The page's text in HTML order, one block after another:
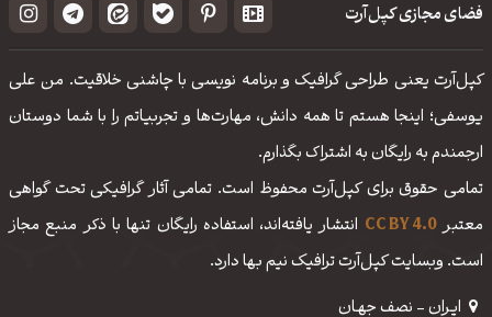
فضای مجازی کپل‌آرت
کپل‌آرت یعنی طراحی گرافیک و برنامه نویسی با چاشنی خلاقیت. من علی
یوسفی؛ اینجا هستم تا همه دانش، مهارت‌‌ها و تجربیاتم را با شما دوستان
ارجمندم به رایگان به اشتراک بگذارم.
تمامی حقوق برای کپل‌آرت محفوظ است. تمامی آثار گرافیکی تحت گواهی
معتبرCC BY 4.0 انتشار یافته‌اند، استفاده رایگان تنها با ذکر منبع مجاز
است. وبسایت کپل‌آرت ترافیک نیم بها دارد.
ایـران - نصف جهـان